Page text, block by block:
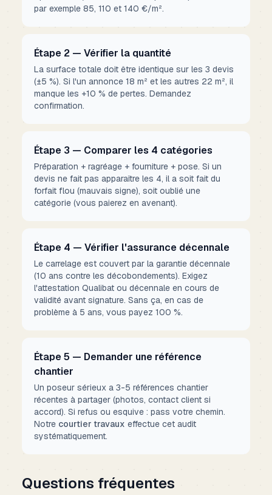
par exemple 85, 110 et 140 €/m².
Étape 2 — Vérifier la quantité
La surface totale doit être identique sur les 3 devis
(±5 %). Si l'un annonce 18 m² et les autres 22 m², il
manque les +10 % de pertes. Demandez
confirmation.
Étape 3 — Comparer les 4 catégories
Préparation + ragréage + fourniture + pose. Si un
devis ne fait pas apparaître les 4, il a soit fait du
forfait flou (mauvais signe), soit oublié une
catégorie (vous paierez en avenant).
Étape 4 — Vérifier l'assurance décennale
Le carrelage est couvert par la garantie décennale
(10 ans contre les décobondements). Exigez
l'attestation Qualibat ou décennale en cours de
validité avant signature. Sans ça, en cas de
problème à 5 ans, vous payez 100 %.
Étape 5 — Demander une référence
chantier
Un poseur sérieux a 3-5 références chantier
récentes à partager (photos, contact client si
accord). Si refus ou esquive : pass votre chemin.
Notre courtier travaux effectue cet audit
systématiquement.
Questions fréquentes